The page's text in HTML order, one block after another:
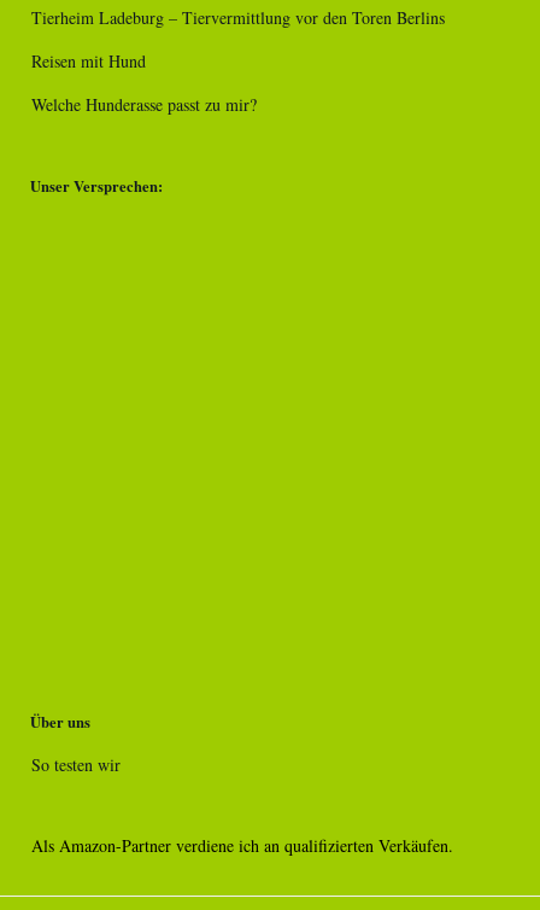
Tierheim Ladeburg – Tiervermittlung vor den Toren Berlins
Reisen mit Hund
Welche Hunderasse passt zu mir?
Unser Versprechen:
Über uns
So testen wir
Als Amazon-Partner verdiene ich an qualifizierten Verkäufen.